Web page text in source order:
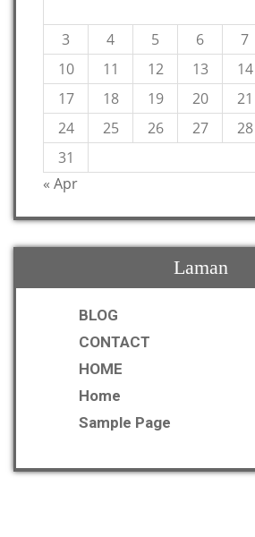
3
4 5 6 7
10
11 12 13 14
17
18 19 20 21
24
25 26 27 28
31
« Apr
Laman
BLOG
CONTACT
HOME
Home
Sample Page